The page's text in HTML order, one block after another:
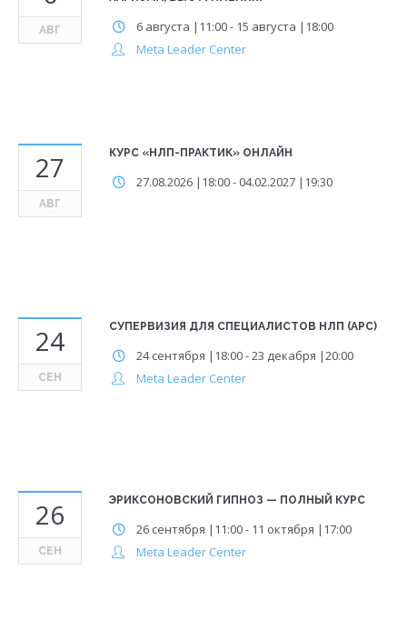
АВГ 6 августа |11:00- 15 августа |18:00
Meta Leader Center
27
АВГ
КУРС «НЛП-ПРАКТИК» ОНЛАЙН
27.08.2026 |18:00- 04.02.2027 |19:30
24
СЕН
СУПЕРВИЗИЯ ДЛЯ СПЕЦИАЛИСТОВ НЛП (APC)
24 сентября |18:00-23 декабря |20:00
Meta Leader Center
26
СЕН
ЭРИКСОНОВСКИЙ ГИПНОЗ — ПОЛНЫЙ КУРС
26 сентября |11:00- 11 октября |17:00
Meta Leader Center